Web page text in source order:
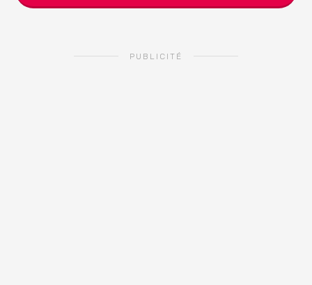
PUBLICITÉ